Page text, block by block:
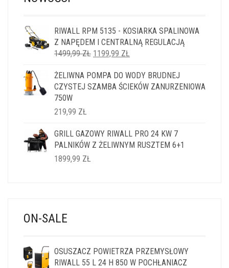
RIWALL RPM 5135 - KOSIARKA SPALINOWA
Z NAPĘDEM I CENTRALNĄ REGULACJĄ
1499,99ZŁ PIERWOTNA
WYNOSIŁA:
1499,99 ZŁ.
1199,99 ZŁ
WYNOSI:
1199,99 ZŁ.
ŻELIWNA POMPA DO WODY BRUDNEJ
CZYSTEJ SZAMBA ŚCIEKÓW ZANURZENIOWA
750W
219,99 ZŁ
GRILL GAZOWY RIWALL PRO 24 KW 7
PALNIKÓW Z ŻELIWNYM RUSZTEM 6+1
1899,99 ZŁ
ON-SALE
OSUSZACZ POWIETRZA PRZEMYSŁOWY
RIWALL 55 L 24 H 850 W POCHŁANIACZ